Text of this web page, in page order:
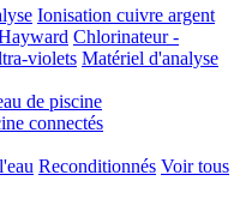
Ionisation cuivre argent
Chlorinateur -
violets Matériel d'analyse
de piscine
connectés
Reconditionnés Voir tous